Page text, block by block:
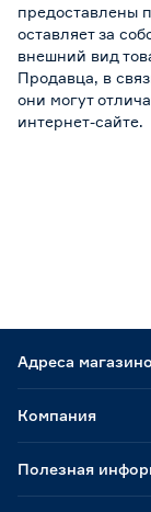
предоставлены
оставляет за
внешний вид
Продавца, в
они могут
интернет-сайте.
Адреса
Компания
Полезная